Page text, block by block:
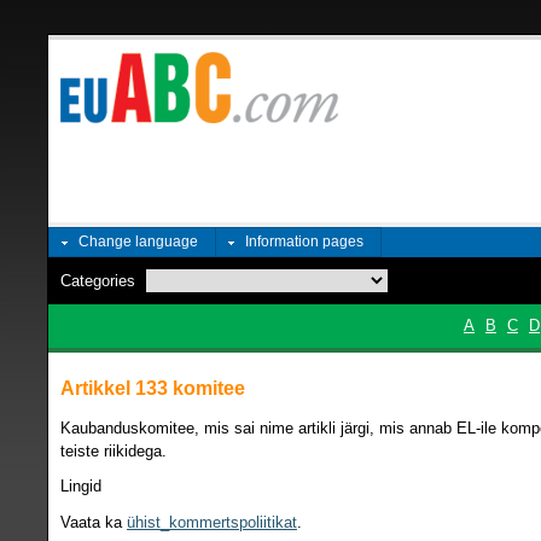
Change language Information pages
Categories
A B C D
Artikkel 133 komitee
Kaubanduskomitee, mis sai nime artikli järgi, mis annab EL-ile
teiste riikidega.
Lingid
Vaata ka ühist_kommertspoliitikat